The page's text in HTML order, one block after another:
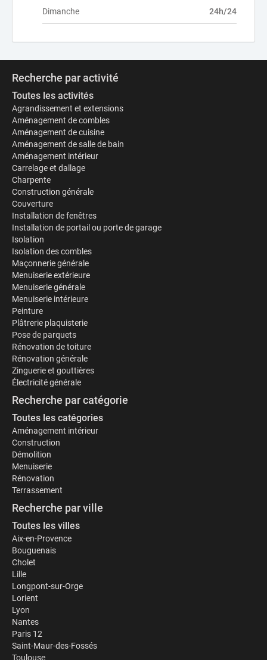
Dimanche 24h/24
Recherche par activité
Toutes les activités
Agrandissement et extensions
Aménagement de combles
Aménagement de cuisine
Aménagement de salle de bain
Aménagement intérieur
Carrelage et dallage
Charpente
Construction générale
Couverture
Installation de fenêtres
Installation de portail ou porte de garage
Isolation
Isolation des combles
Maçonnerie générale
Menuiserie extérieure
Menuiserie générale
Menuiserie intérieure
Peinture
Plâtrerie plaquisterie
Pose de parquets
Rénovation de toiture
Rénovation générale
Zinguerie et gouttières
Électricité générale
Recherche par catégorie
Toutes les catégories
Aménagement intérieur
Construction
Démolition
Menuiserie
Rénovation
Terrassement
Recherche par ville
Toutes les villes
Aix-en-Provence
Bouguenais
Cholet
Lille
Longpont-sur-Orge
Lorient
Lyon
Nantes
Paris 12
Saint-Maur-des-Fossés
Toulouse